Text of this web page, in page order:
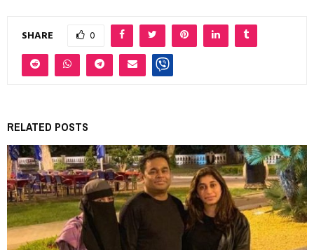
SHARE 0
RELATED POSTS